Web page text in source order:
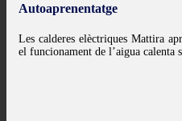
Autoaprenentatge
Les calderes elèctriques Mattira
el funcionament de l’aigua calenta